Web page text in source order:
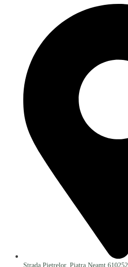
Strada Pietrelor, Piatra Neamț 610252